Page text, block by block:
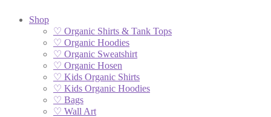
Shop
♡ Organic Shirts & Tank Tops
♡ Organic Hoodies
♡ Organic Sweatshirt
♡ Organic Hosen
♡ Kids Organic Shirts
♡ Kids Organic Hoodies
♡ Bags
♡ Wall Art